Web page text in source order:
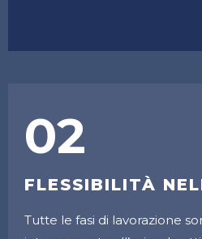
02
FLESSIBILITÀ
Tutte le fasi di lavorazione